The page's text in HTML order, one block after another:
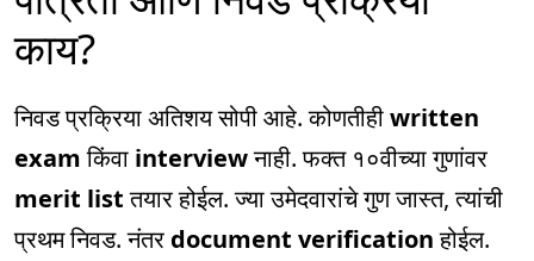
काय?
निवड प्रक्रिया अतिशय सोपी आहे. कोणतीहीwritten
examकिंवा interviewनाही. फक्त १०वीच्या गुणांवर
merit listतयार होईल. ज्या उमेदवारांचे गुण जास्त, त्यांची
प्रथम निवड. नंतर document verificationहोईल.